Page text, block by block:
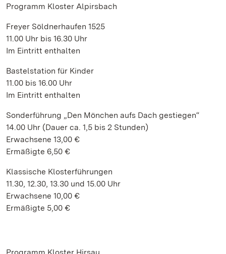
Programm Kloster Alpirsbach
Freyer Söldnerhaufen 1525
11.00 Uhr bis 16.30 Uhr
Im Eintritt enthalten
Bastelstation für Kinder
11.00 bis 16.00 Uhr
Im Eintritt enthalten
Sonderführung „Den Mönchen aufs Dach gestiegen“
14.00 Uhr (Dauer ca. 1,5 bis 2 Stunden)
Erwachsene 13,00 €
Ermäßigte 6,50 €
Klassische Klosterführungen
11.30, 12.30, 13.30 und 15.00 Uhr
Erwachsene 10,00 €
Ermäßigte 5,00 €